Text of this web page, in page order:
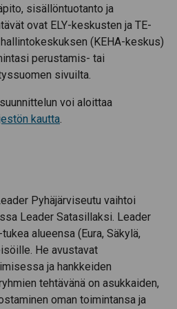
sisällöntuotanto ja
ovat ELY-keskusten ja TE-
(KEHA-keskus)
perustamis- tai
sivuilta.
voi aloittaa
kautta.
Pyhäjärviseutu vaihtoi
Leader Satasillaksi. Leader
alueensa (Eura, Säkylä,
He avustavat
ja hankkeiden
tehtävänä on asukkaiden,
oman toimintansa ja